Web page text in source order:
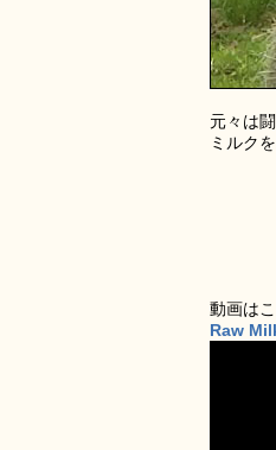
元々は
ミルク
動画はこ
Raw